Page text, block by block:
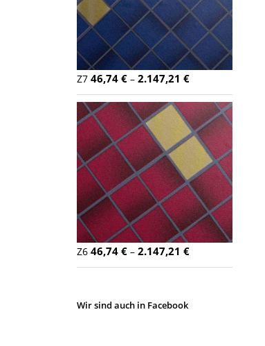
Z7 46,74 € – 2.147,21 €
Z6 46,74 € – 2.147,21 €
Wir sind auch in Facebook